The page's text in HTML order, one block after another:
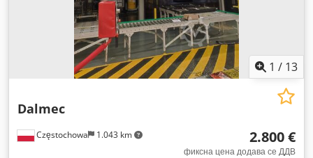
1 / 13
Częstochowa 1.043 km
Dalmec
2.800 €
фиксна цена додава се ДДВ